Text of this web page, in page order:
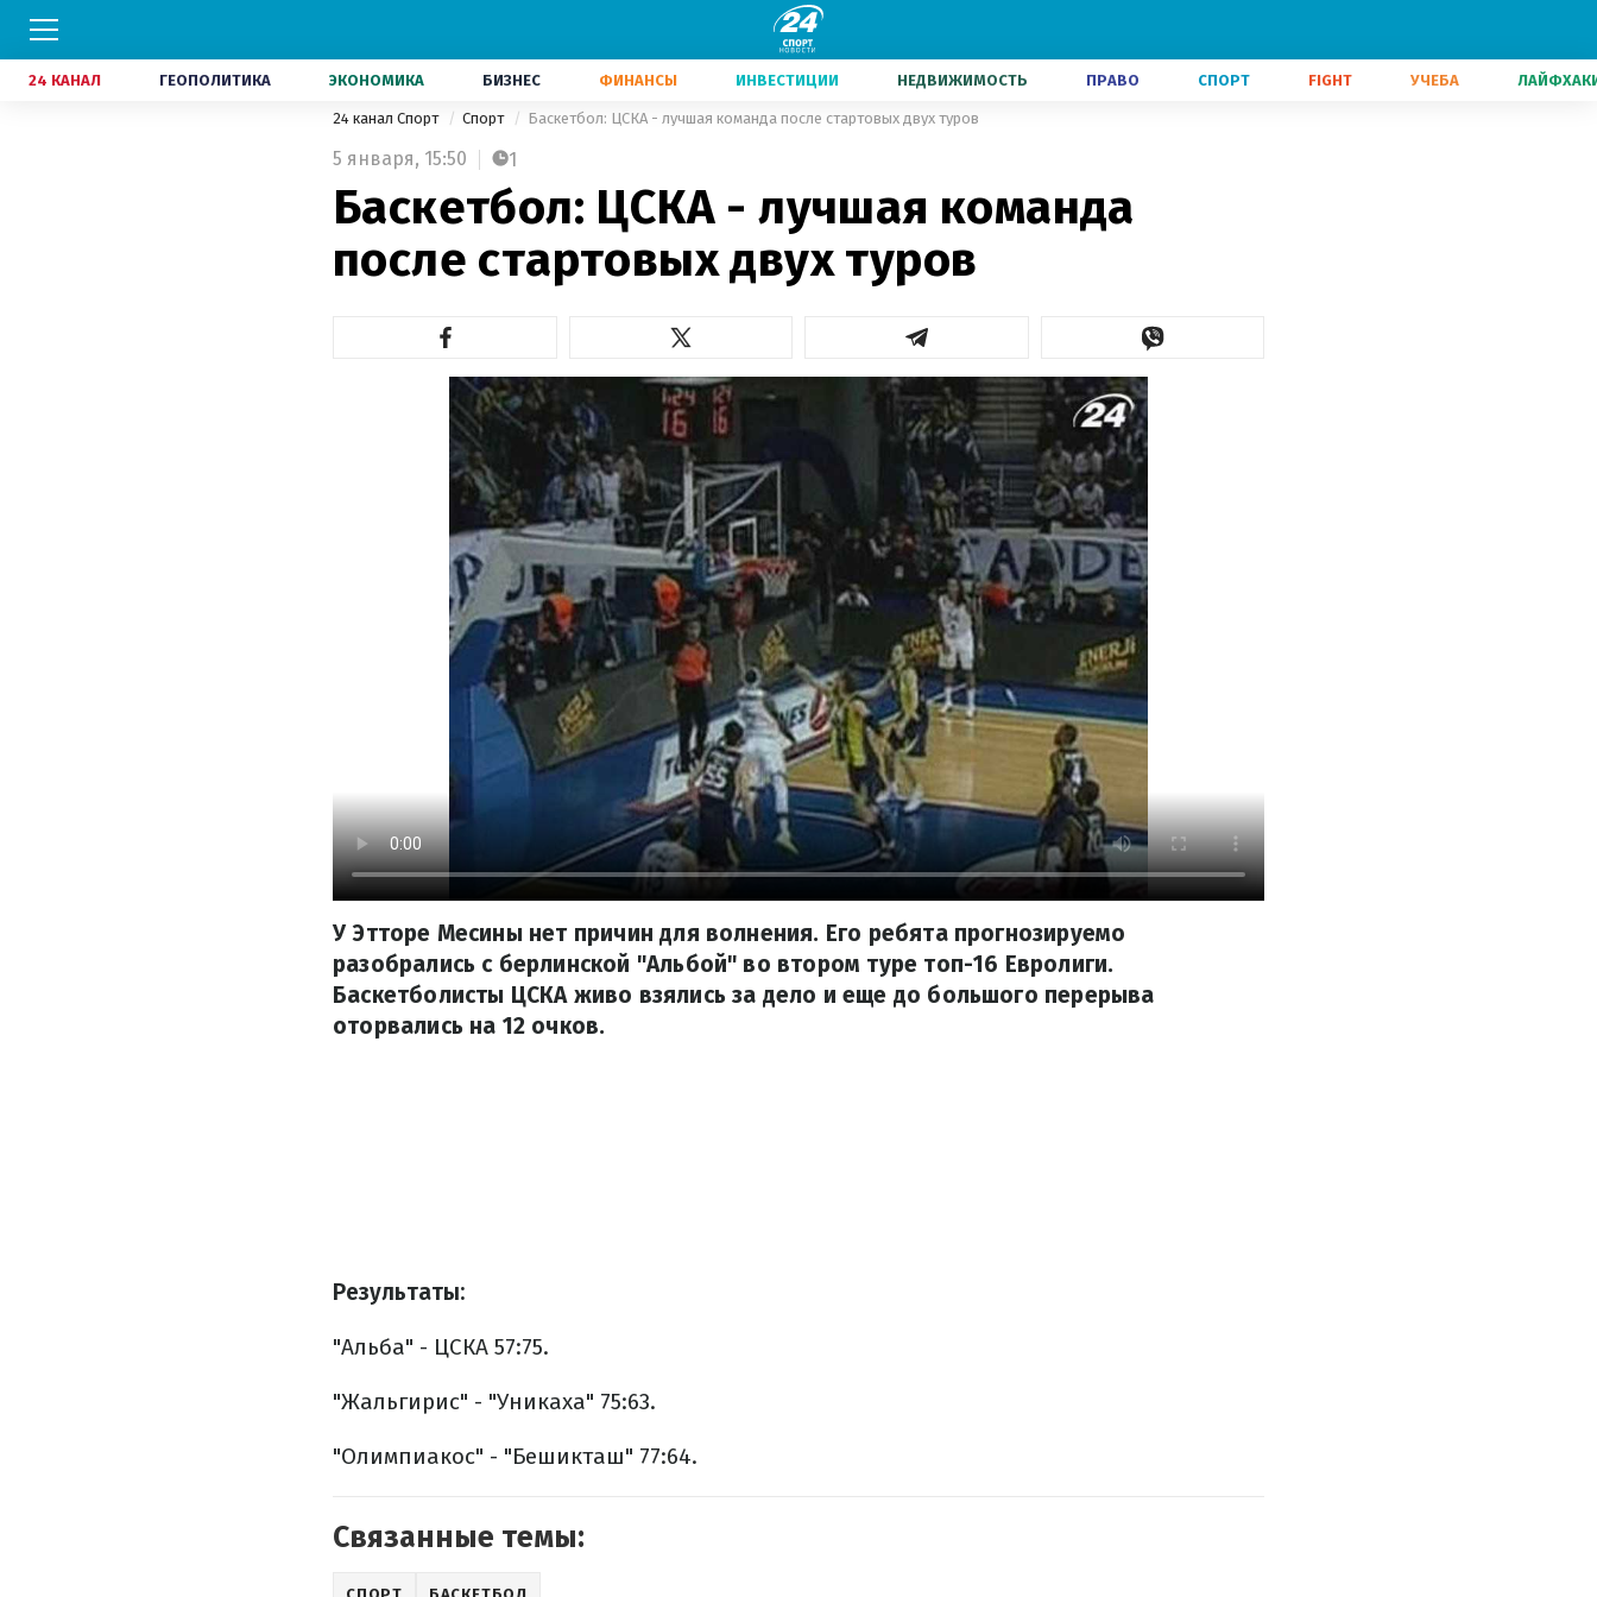
24 КАНАЛ ГЕОПОЛИТИКА ЭКОНОМИКА БИЗНЕС ФИНАНСЫ ИНВЕСТИЦИИ НЕДВИЖИМОСТЬ ПРАВО СПОРТ FIGHT УЧЕБА
24 канал Спорт Спорт Баскетбол: ЦСКА - лучшая команда после стартовых двух туров
5 января, 15:50 1
Баскетбол: ЦСКА - лучшая команда
после стартовых двух туров
У Этторе Месины нет причин для волнения. Его ребята прогнозируемо
разобрались с берлинской "Альбой" во втором туре топ-16 Евролиги.
Баскетболисты ЦСКА живо взялись за дело и еще до большого перерыва
оторвались на 12 очков.
Результаты:
"Альба" - ЦСКА 57:75.
"Жальгирис" - "Уникаха" 75:63.
"Олимпиакос" - "Бешикташ" 77:64.
Связанные темы: